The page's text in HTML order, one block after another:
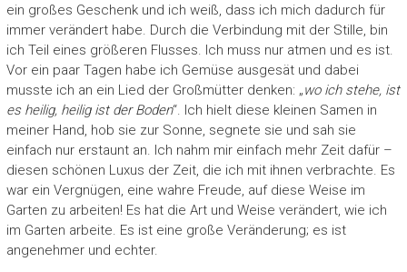
ein großes Geschenk und ich weiß, dass ich mich dadurch für
immer verändert habe. Durch die Verbindung mit der Stille, bin
ich Teil eines größeren Flusses. Ich muss nur atmen und es ist.
Vor ein paar Tagen habe ich Gemüse ausgesät und dabei
musste ich an ein Lied der Großmütter denken: „wo ich stehe, ist
es heilig, heilig ist der Boden“. Ich hielt diese kleinen Samen in
meiner Hand, hob sie zur Sonne, segnete sie und sah sie
einfach nur erstaunt an. Ich nahm mir einfach mehr Zeit dafür –
diesen schönen Luxus der Zeit, die ich mit ihnen verbrachte. Es
war ein Vergnügen, eine wahre Freude, auf diese Weise im
Garten zu arbeiten! Es hat die Art und Weise verändert, wie ich
im Garten arbeite. Es ist eine große Veränderung; es ist
angenehmer und echter.